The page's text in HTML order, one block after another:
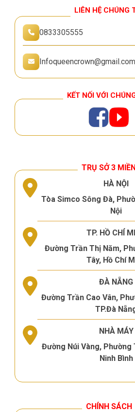
LIÊN HỆ CHÚNG
0833305555
Infoqueencrown@gmail.com
KẾT NỐI VỚI
TRỤ SỞ 3
HÀ NỘI
Tòa Simco Sông Đà,
Nội
TP. HỒ CHÍ
Đường Trần Thị Năm,
Tây, Hồ Chí
ĐÀ NẴNG
Đường Trần Cao Vân,
TP.Đà
NHÀ MÁY
Đường Núi Vàng, Phường
Ninh Bình
CHÍNH SÁCH